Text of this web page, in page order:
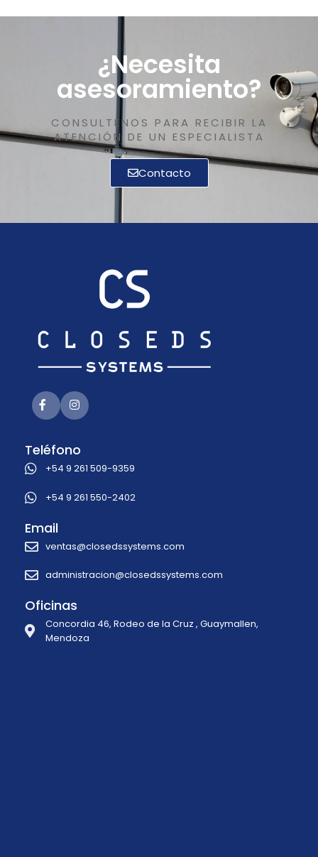
¿Necesita
asesoramiento?
CONSULTENOS PARA RECIBIR LA
ATENCIÓN DE UN ESPECIALISTA
Contacto
Teléfono
+54 9 261 509-9359
+54 9 261 550-2402
Email
ventas@closedssystems.com
administracion@closedssystems.com
Oficinas
Concordia 46, Rodeo de la Cruz , Guaymallen,
Mendoza